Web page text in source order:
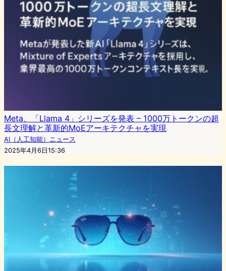
Meta、「Llama 4」シリーズを発表 – 1000万トークンの超
長文理解と革新的MoEアーキテクチャを実現
AI（人工知能）ニュース
2025年4月6日15:36